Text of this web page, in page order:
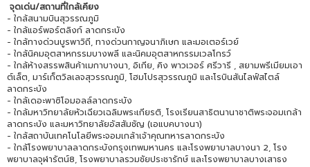
จุดเด่น/สถานที่ใกล้เคียง
- ใกล้สนามบินสุวรรณภูมิ
- ใกล้แอร์พอร์ตลิงก์ ลาดกระบัง
- ใกล้ทางด่วนบูรพาวิถี, ทางด่วนกาญจนาภิเษก และมอเตอร์เวย์
- ใกล้นิคมอุตสาหกรรมบางพลี และนิคมอุตสาหกรรมเวลโกรว์
- ใกล้ห้างสรรพสินค้าเมกาบางนา, อิเกีย, คิง พาวเวอร์ ศรีวารี , สยามพรีเมียมเอา
ต์เล็ต, มาร์เก็ตวิลเลจสุวรรณภูมิ, โฮมโปรสุวรรณภูมิ และโรบินสันไลฟ์สไตล์
ลาดกระบัง
- ใกล้เดอะพาซิโอมอลล์ลาดกระบัง
- ใกล้มหาวิทยาลัยหัวเฉียวเฉลิมพระเกียรติ, โรงเรียนสาธิตนานาชาติพระจอมเกล้า
ลาดกระบัง และมหาวิทยาลัยอัสสัมชัญ (เอแบคบางนา)
- ใกล้สถาบันเทคโนโลยีพระจอมเกล้าเจ้าคุณทหารลาดกระบัง
- ใกล้โรงพยาบาลลาดกระบังกรุงเทพมหานคร และโรงพยาบาลบางนา 2, โรง
พยาบาลจุฬารัตน์8, โรงพยาบาลรวมชัยประชารักษ์ และโรงพยาบาลบางเสาธง